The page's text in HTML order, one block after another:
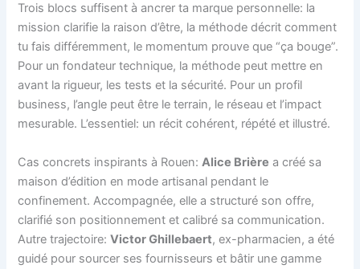
Trois blocs suffisent à ancrer ta marque personnelle: la
mission clarifie la raison d’être, la méthode décrit comment
tu fais différemment, le momentum prouve que “ça bouge”.
Pour un fondateur technique, la méthode peut mettre en
avant la rigueur, les tests et la sécurité. Pour un profil
business, l’angle peut être le terrain, le réseau et l’impact
mesurable. L’essentiel: un récit cohérent, répété et illustré.
Cas concrets inspirants à Rouen: Alice Brière a créé sa
maison d’édition en mode artisanal pendant le
confinement. Accompagnée, elle a structuré son offre,
clarifié son positionnement et calibré sa communication.
Autre trajectoire:Victor Ghillebaert, ex-pharmacien, a été
guidé pour sourcer ses fournisseurs et bâtir une gamme